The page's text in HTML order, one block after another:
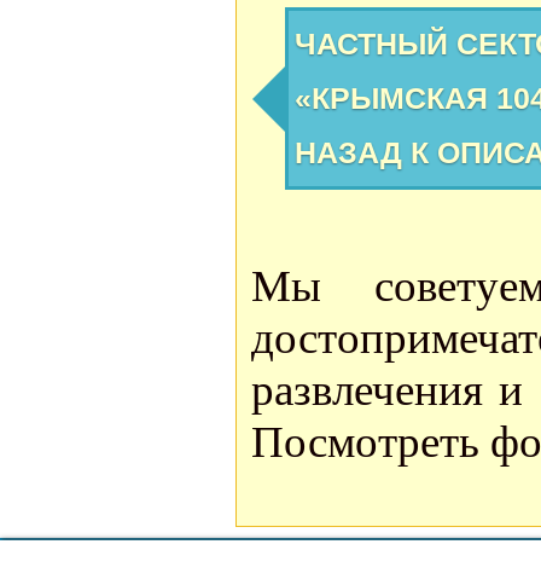
ЧАСТНЫЙ
«КРЫМСКАЯ
НАЗАД К
Мы
развлечения
Посмотреть